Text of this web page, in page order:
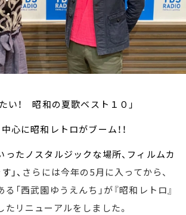
い！ 昭和の夏歌ベスト１０」
心に昭和レトロがブーム！！
ったノスタルジックな場所、フィルムカ
」、 さらには今年の5月に入ってから、
「西武園ゆうえんち」が『昭和レトロ』
リニューアルをしました。